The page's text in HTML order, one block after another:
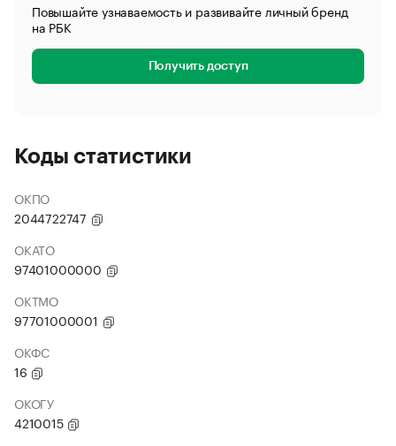
Повышайте узнаваемость и развивайте личный бренд
на РБК
Получить доступ
Коды статистики
ОКПО
2044722747
ОКАТО
97401000000
ОКТМО
97701000001
ОКФС
16
ОКОГУ
4210015